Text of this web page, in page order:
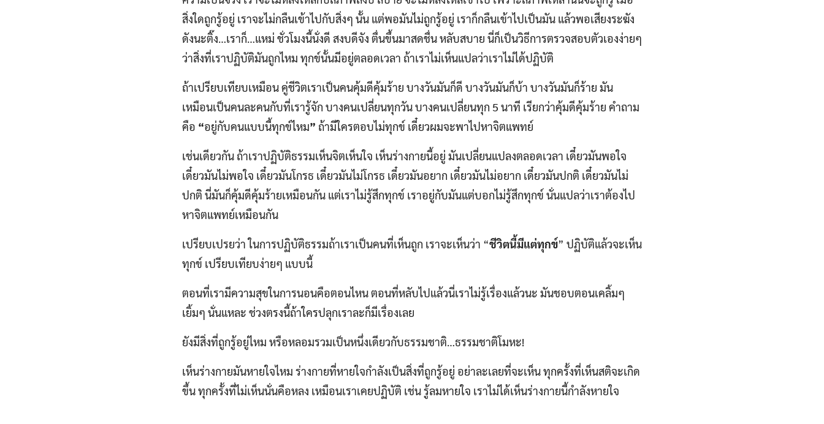
สิ่งใดถูกรู้อยู่ เราจะไม่กลืนเข้าไปกับสิ่งๆ นั้น แต่พอมันไม่ถูกรู้อยู่ เราก็กลืนเข้าไปเป็นมัน แล้วพอเสียงระฆัง
ดังนะติ๊ง…เราก็…แหม่ ชั่วโมงนี้นั่งดี สงบดีจัง ตื่นขึ้นมาสดชื่น หลับสบาย นี่ก็เป็นวิธีการตรวจสอบตัวเองง่ายๆ
ว่าสิ่งที่เราปฏิบัติมันถูกไหม ทุกข์นั้นมีอยู่ตลอดเวลา ถ้าเราไม่เห็นแปลว่าเราไม่ได้ปฏิบัติ
ถ้าเปรียบเทียบเหมือน คู่ชีวิตเราเป็นคนคุ้มดีคุ้มร้าย บางวันมันก็ดี บางวันมันก็บ้า บางวันมันก็ร้าย มัน
เหมือนเป็นคนละคนกับที่เรารู้จัก บางคนเปลี่ยนทุกวัน บางคนเปลี่ยนทุก 5 นาที เรียกว่าคุ้มดีคุ้มร้าย คำถาม
คือ “อยู่กับคนแบบนี้ทุกข์ไหม” ถ้ามีใครตอบไม่ทุกข์ เดี๋ยวผมจะพาไปหาจิตแพทย์
เช่นเดียวกัน ถ้าเราปฏิบัติธรรมเห็นจิตเห็นใจ เห็นร่างกายนี้อยู่ มันเปลี่ยนแปลงตลอดเวลา เดี๋ยวมันพอใจ
เดี๋ยวมันไม่พอใจ เดี๋ยวมันโกรธ เดี๋ยวมันไม่โกรธ เดี๋ยวมันอยาก เดี๋ยวมันไม่อยาก เดี๋ยวมันปกติ เดี๋ยวมันไม่
ปกติ นี่มันก็คุ้มดีคุ้มร้ายเหมือนกัน แต่เราไม่รู้สึกทุกข์ เราอยู่กับมันแต่บอกไม่รู้สึกทุกข์ นั่นแปลว่าเราต้องไป
หาจิตแพทย์เหมือนกัน
เปรียบเปรยว่า ในการปฏิบัติธรรมถ้าเราเป็นคนที่เห็นถูก เราจะเห็นว่า “ชีวิตนี้มีแต่ทุกข์” ปฏิบัติแล้วจะเห็น
ทุกข์ เปรียบเทียบง่ายๆ แบบนี้
ตอนที่เรามีความสุขในการนอนคือตอนไหน ตอนที่หลับไปแล้วนี่เราไม่รู้เรื่องแล้วนะ มันชอบตอนเคลิ้มๆ
เยิ้มๆ นั่นแหละ ช่วงตรงนี้ถ้าใครปลุกเราละก็มีเรื่องเลย
ยังมีสิ่งที่ถูกรู้อยู่ไหม หรือหลอมรวมเป็นหนึ่งเดียวกับธรรมชาติ…ธรรมชาติโมหะ!
เห็นร่างกายมันหายใจไหม ร่างกายที่หายใจกำลังเป็นสิ่งที่ถูกรู้อยู่ อย่าละเลยที่จะเห็น ทุกครั้งที่เห็นสติจะเกิด
ขึ้น ทุกครั้งที่ไม่เห็นนั่นคือหลง เหมือนเราเคยปฏิบัติ เช่น รู้ลมหายใจ เราไม่ได้เห็นร่างกายนี้กำลังหายใจ